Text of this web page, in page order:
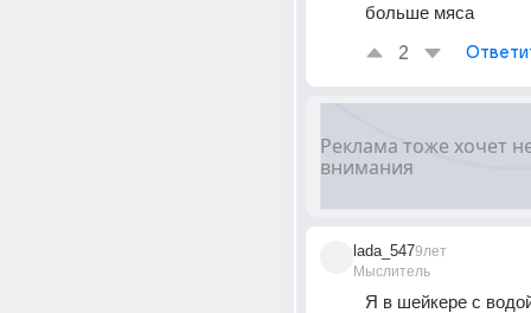
больше мяса
2
lada_547
Мыслитель
9лет
Я в шейкере с